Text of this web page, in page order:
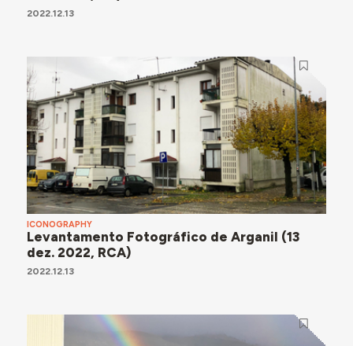
2022.12.13
ICONOGRAPHY
Levantamento Fotográfico de Arganil (13
dez. 2022, RCA)
2022.12.13